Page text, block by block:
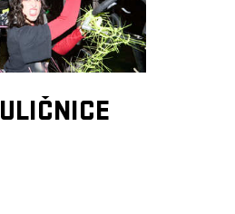
ULIČNICE